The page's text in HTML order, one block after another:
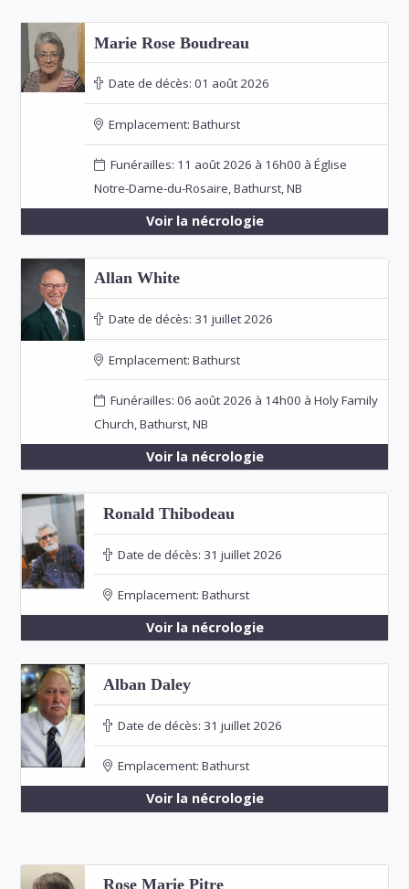
Marie Rose Boudreau
Date de décès: 01 août 2026
Emplacement: Bathurst
Funérailles: 11 août 2026 à 16h00 à Église
Notre-Dame-du-Rosaire, Bathurst, NB
Voir la nécrologie
Allan White
Date de décès: 31 juillet 2026
Emplacement: Bathurst
Funérailles: 06 août 2026 à 14h00 à Holy Family
Church, Bathurst, NB
Voir la nécrologie
Ronald Thibodeau
Date de décès: 31 juillet 2026
Emplacement: Bathurst
Voir la nécrologie
Alban Daley
Date de décès: 31 juillet 2026
Emplacement: Bathurst
Voir la nécrologie
Rose Marie Pitre